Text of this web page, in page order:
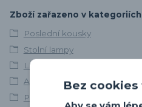
Zboží zařazeno v kategoriích
Poslední kousky
Stolní lampy
LED svítidla
Avide
Pracovní stolní lampičky
Bez cookies